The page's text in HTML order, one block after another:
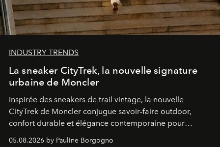
INDUSTRY TRENDS
La sneaker CityTrek, la nouvelle signature
urbaine de Moncler
Inspirée des sneakers de trail vintage, la nouvelle
CityTrek de Moncler conjugue savoir-faire outdoor,
confort durable et élégance contemporaine pour
05.08.2026 by Pauline Borgogno